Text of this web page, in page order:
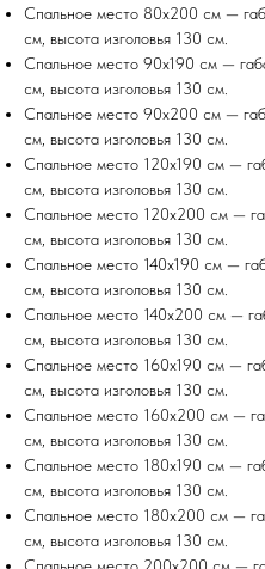
Спальное место 80х200 см —
см, высота изголовья 130 см.
Спальное место 90х190 см —
см, высота изголовья 130 см.
Спальное место 90х200 см —
см, высота изголовья 130 см.
Спальное место 120х190 см —
см, высота изголовья 130 см.
Спальное место 120х200 см —
см, высота изголовья 130 см.
Спальное место 140х190 см —
см, высота изголовья 130 см.
Спальное место 140х200 см —
см, высота изголовья 130 см.
Спальное место 160х190 см —
см, высота изголовья 130 см.
Спальное место 160х200 см —
см, высота изголовья 130 см.
Спальное место 180х190 см —
см, высота изголовья 130 см.
Спальное место 180х200 см —
см, высота изголовья 130 см.